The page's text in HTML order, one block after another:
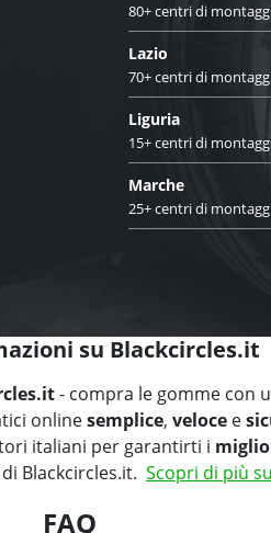
80+ centri di
Lazio
70+ centri di
Liguria
15+ centri di
Marche
25+ centri di
su Blackcircles.it
- compra le gomme con
onlinesemplice, veloce e
italiani per garantirti i
Blackcircles.it. Scopri di più
FAQ